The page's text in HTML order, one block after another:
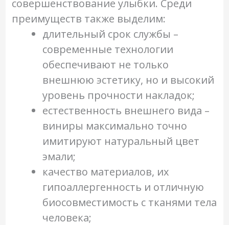
совершенствование улыбки. Среди
преимуществ также выделим:
длительный срок службы –
современные технологии
обеспечивают не только
внешнюю эстетику, но и высокий
уровень прочности накладок;
естественность внешнего вида –
виниры максимально точно
имитируют натуральный цвет
эмали;
качество материалов, их
гипоаллергенность и отличную
биосовместимость с тканями тела
человека;